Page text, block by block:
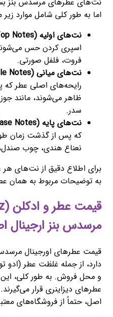
اما به طور کلی شامل موارد
نت‌های اولیه (Top Notes)
اسپری کردن حس
فروت، فلفل صورتی.
نت‌های میانی (Middle Notes یا Heart Notes)
رایحه‌های اصلی عطر
ظاهر می‌شوند، مانند
سدر.
نت‌های پایه (Base Notes)
که پس از گذشت زمان
نعناع هندی، چوب
برای اطلاع دقیق از نت‌های
به توضیحات مربوط به همان
مرسدس بنز ارجینال
قیمت عطرهای اورجینال
دارد، از جمله غلظت عطر (ادو
و محل فروش. به طور کلی،
عطرهای دیزاینری قرار
اصل، حتماً از فروشگاه‌های